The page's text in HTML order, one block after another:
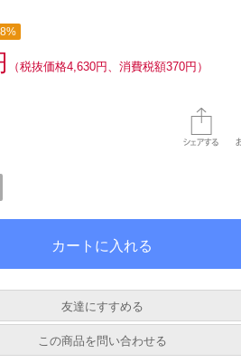
（税抜価格4,630円、消費税額370円）
友達にすすめる
この商品を問い合わせる